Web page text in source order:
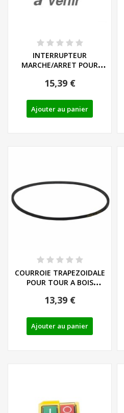
INTERRUPTEUR
MARCHE/ARRET POUR
PDM...
15,39 €
Ajouter au panier
COURROIE TRAPEZOIDALE
POUR TOUR A BOIS
13,39 €
Ajouter au panier